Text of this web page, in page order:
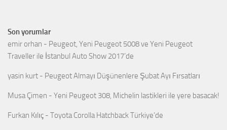
Son yorumlar
emir orhan - Peugeot, Yeni Peugeot 5008 ve Yeni Peugeot
Traveller ile İstanbul Auto Show 2017’de
yasin kurt - Peugeot Almayı Düşünenlere Şubat Ayı Fırsatları
Musa Çimen - Yeni Peugeot 308, Michelin lastikleri ile yere basacak!
Furkan Kılıç - Toyota Corolla Hatchback Türkiye’de